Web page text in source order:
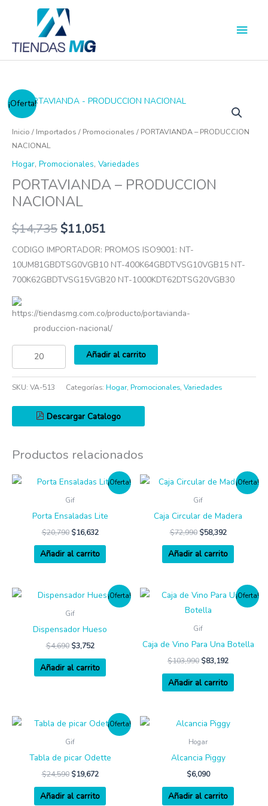
¡Oferta!
Inicio / Importados / Promocionales / PORTAVIANDA – PRODUCCION
NACIONAL
Hogar, Promocionales, Variedades
PORTAVIANDA – PRODUCCION
NACIONAL
$14,735$11,051
CODIGO IMPORTADOR: PROMOS ISO9001: NT-
10UM81GBDTSG0VGB10 NT-400K64GBDTVSG10VGB15 NT-
700K62GBDTVSG15VGB20 NT-1000KDT62DTSG20VGB30
https://tiendasmg.com.co/producto/portavianda-
produccion-nacional/
PORTAVIANDA
-
PRODUCCION
NACIONAL
cantidad
Añadir al carrito
SKU: VA-513 Categorías: Hogar, Promocionales, Variedades
Descargar Catalogo
Productos relacionados
¡Oferta!
Gif
Porta Ensaladas Lite
$20,790 $16,632
Añadir al carrito
¡Oferta!
Gif
Caja Circular de Madera
$72,990 $58,392
Añadir al carrito
¡Oferta!
Gif
Dispensador Hueso
$4,690 $3,752
Añadir al carrito
¡Oferta!
Gif
Caja de Vino Para Una Botella
$103,990 $83,192
Añadir al carrito
¡Oferta!
Gif
Tabla de picar Odette
$24,590 $19,672
Añadir al carrito
Hogar
Alcancia Piggy
$6,090
Añadir al carrito